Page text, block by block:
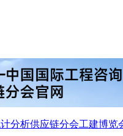
分析供应链分会工建博览